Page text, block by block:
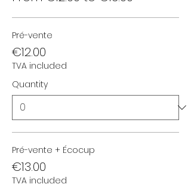
Pré-vente
€12.00
TVA included
Quantity
Pré-vente + Écocup
€13.00
TVA included